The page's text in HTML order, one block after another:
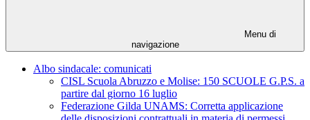
Menu di
navigazione
Albo sindacale: comunicati
CISL Scuola Abruzzo e Molise: 150 SCUOLE G.P.S. a
partire dal giorno 16 luglio
Federazione Gilda UNAMS: Corretta applicazione